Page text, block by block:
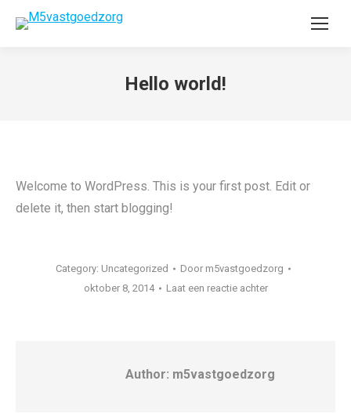
Hello world!
Welcome to WordPress. This is your first post. Edit or
delete it, then start blogging!
Category: Uncategorized Door m5vastgoedzorg
oktober 8, 2014
Laat een reactie achter
Author: m5vastgoedzorg